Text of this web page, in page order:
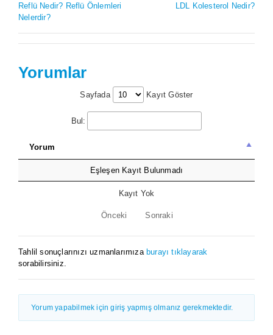
Reflü Nedir? Reflü Önlemleri
Nelerdir?
LDL Kolesterol Nedir?
Yorumlar
Sayfada Kayıt Göster
Bul:
Yorum
Eşleşen Kayıt Bulunmadı
Kayıt Yok
Önceki Sonraki
Tahlil sonuçlarınızı uzmanlarımıza burayı tıklayarak
sorabilirsiniz.
Yorum yapabilmek için giriş yapmış olmanız gerekmektedir.